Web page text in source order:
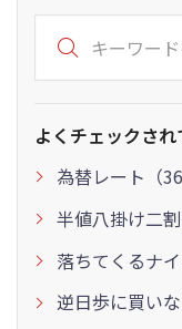
よくチェックさ
為替レート（
半値八掛け二
落ちてくるナ
逆日歩に買い